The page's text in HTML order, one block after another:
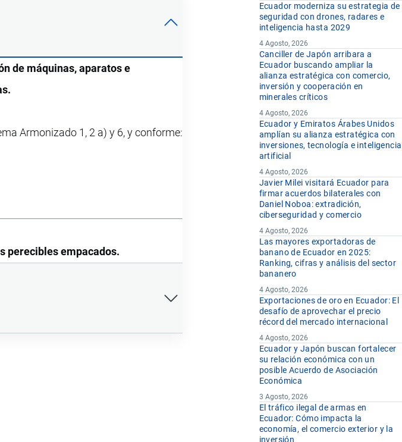
de máquinas, aparatos e
Armonizado 1, 2 a) y 6, y conforme:
perecibles empacados.
Ecuador moderniza su estrategia de
seguridad con drones, radares e
inteligencia hasta 2029
4 Agosto, 2026
Canciller de Japón arribara a
Ecuador buscando ampliar la
alianza estratégica con comercio,
inversión y cooperación en
minerales críticos
4 Agosto, 2026
Ecuador y Emiratos Árabes Unidos
amplían su alianza estratégica con
inversiones, tecnología e inteligencia
artificial
4 Agosto, 2026
Javier Milei visitará Ecuador para
firmar acuerdos bilaterales con
Daniel Noboa: extradición,
ciberseguridad y comercio
4 Agosto, 2026
Las mayores exportadoras de
banano de Ecuador en 2025:
Ranking, cifras y análisis del sector
bananero
4 Agosto, 2026
Exportaciones de oro en Ecuador: El
desafío de aprovechar el precio
récord del mercado internacional
4 Agosto, 2026
Ecuador y Japón buscan fortalecer
su relación económica con un
posible Acuerdo de Asociación
Económica
3 Agosto, 2026
El tráfico ilegal de armas en
Ecuador: Cómo impacta la
economía, el comercio exterior y la
inversión